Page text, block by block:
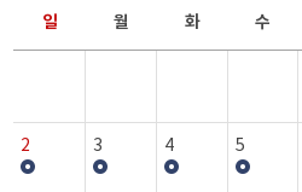
일 월 화 수
2 3 4 5